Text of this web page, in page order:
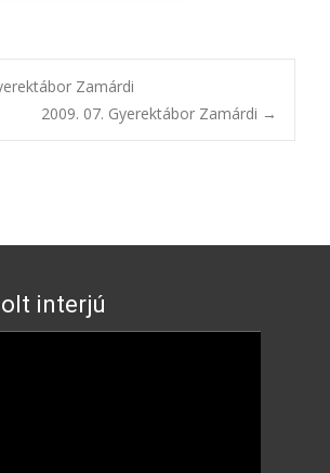
Zamárdi
2009. 07. Gyerektábor Zamárdi →
interjú